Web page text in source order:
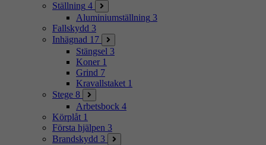
Ställning 4
Aluminiumställning 3
Fallskydd 3
Inhägnad 17
Stängsel 3
Koner 1
Grind 7
Kravallstaket 1
Stege 8
Arbetsbock 4
Körplåt 1
Första hjälpen 3
Brandskydd 3